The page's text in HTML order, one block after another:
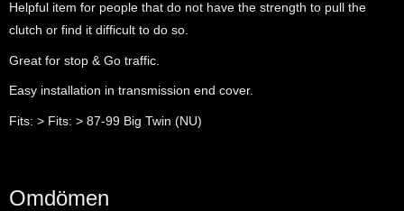
Helpful item for people that do not have the strength to pull the
clutch or find it difficult to do so.
Great for stop & Go traffic.
Easy installation in transmission end cover.
Fits: > Fits: > 87-99 Big Twin (NU)
Omdömen